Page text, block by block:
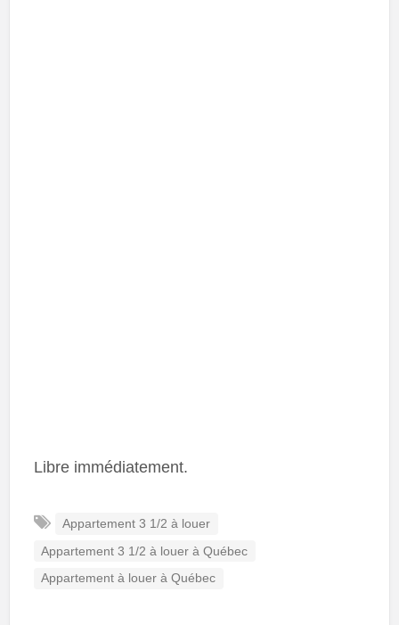
Libre immédiatement.
Appartement 3 1/2 à louer
Appartement 3 1/2 à louer à Québec
Appartement à louer à Québec